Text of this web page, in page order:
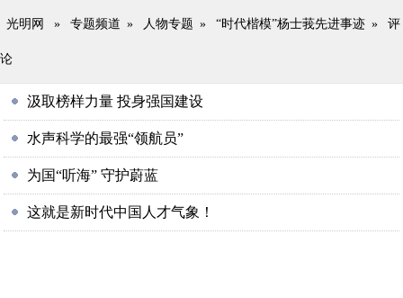
光明网 » 专题频道 » 人物专题 » “时代楷模”杨士莪先进事迹 » 评
论
汲取榜样力量 投身强国建设
水声科学的最强“领航员”
为国“听海” 守护蔚蓝
这就是新时代中国人才气象！